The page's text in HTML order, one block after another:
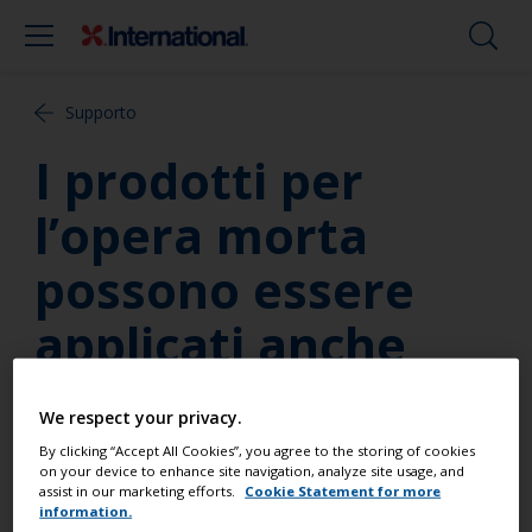
Supporto
I prodotti per
l’opera morta
possono essere
applicati anche
sulle superfici
immerse?
We respect your privacy.
By clicking “Accept All Cookies”, you agree to the storing of cookies
on your device to enhance site navigation, analyze site usage, and
assist in our marketing efforts.
Cookie Statement for more
information.